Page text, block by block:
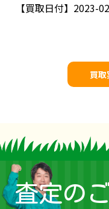
【買取日付】 2023-
買
査定の